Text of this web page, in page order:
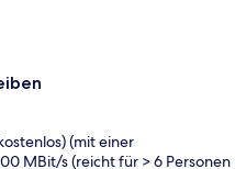
(mit einer
MBit/s (reicht für > 6 Personen